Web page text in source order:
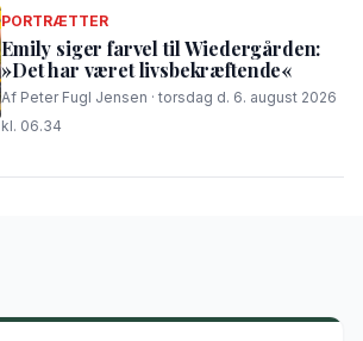
PORTRÆTTER
Emily siger farvel til Wiedergården:
»Det har været livsbekræftende«
Af Peter Fugl Jensen · torsdag d. 6. august 2026
kl. 06.34